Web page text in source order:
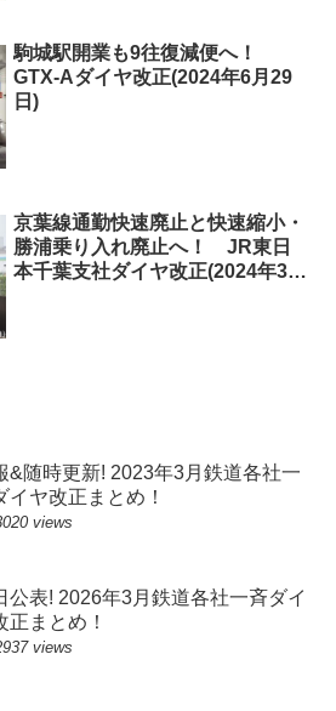
駒城駅開業も9往復減便へ！
GTX-Aダイヤ改正(2024年6月29
日)
京葉線通勤快速廃止と快速縮小・
勝浦乗り入れ廃止へ！ JR東日
本千葉支社ダイヤ改正(2024年3月
&随時更新! 2023年3月鉄道各社一
イヤ改正まとめ！
views
公表! 2026年3月鉄道各社一斉ダイ
正まとめ！
views